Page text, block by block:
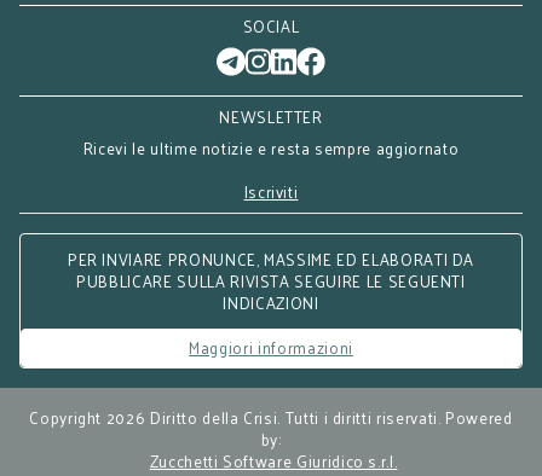
SOCIAL
NEWSLETTER
Ricevi le ultime notizie e resta sempre aggiornato
Iscriviti
PER INVIARE PRONUNCE, MASSIME ED ELABORATI DA
PUBBLICARE SULLA RIVISTA SEGUIRE LE SEGUENTI
INDICAZIONI
Maggiori informazioni
Copyright 2026 Diritto della Crisi. Tutti i diritti riservati. Powered
by:
Zucchetti Software Giuridico s.r.l.